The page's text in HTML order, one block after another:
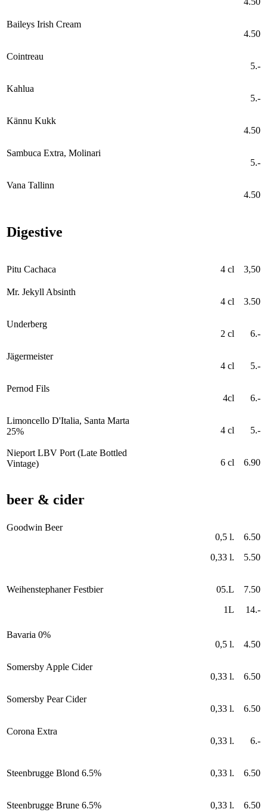
Baileys Irish Cream
4.50
Cointreau
5.-
Kahlua
5.-
Kännu Kukk
4.50
Sambuca Extra, Molinari
5.-
Vana Tallinn
4.50
Digestive
Pitu Cachaca 4 cl 3,50
Mr. Jekyll Absinth
4 cl
3.50
Underberg
2 cl
6.-
Jägermeister
4 cl
5.-
Pernod Fils
4cl
6.-
Limoncello D'Italia, Santa Marta
25%
4 cl 5.-
Nieport LBV Port (Late Bottled
Vintage)
6 cl 6.90
beer & cider
Goodwin Beer
0,5 l.
0,33 l.
6.50
5.50
Weihenstephaner Festbier
05.L
1L
7.50
14.-
Bavaria 0%
0,5 l.
4.50
Somersby Apple Cider
0,33 l.
6.50
Somersby Pear Cider
0,33 l.
6.50
Corona Extra
0,33 l.
6.-
Steenbrugge Blond 6.5% 0,33 l. 6.50
Steenbrugge Brune 6.5% 0,33 l. 6.50